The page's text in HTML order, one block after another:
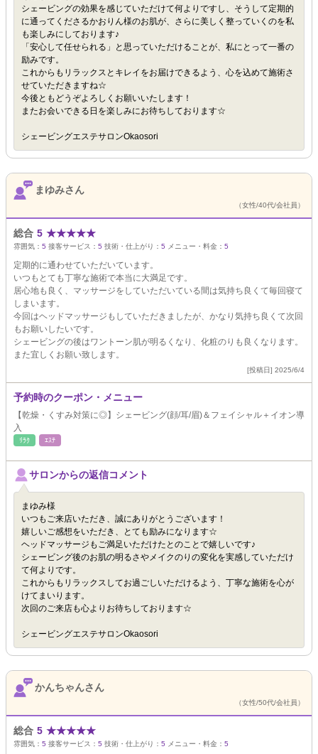
シェービングの効果を感じていただけて何よりですし、そうして定期的
に通ってくださるかおりん様のお肌が、さらに美しく整っていくのを私
も楽しみにしております♪
「安心して任せられる」と思っていただけることが、私にとって一番の
励みです。
これからもリラックスとキレイをお届けできるよう、心を込めて施術さ
せていただきますね☆
今後ともどうぞよろしくお願いいたします！
またお会いできる日を楽しみにお待ちしております☆
シェービングエステサロンOkaosori
まゆみさん
（女性/40代/会社員）
総合 5 ★★★★★
雰囲気： 5 接客サービス： 5 技術・仕上がり： 5 メニュー・料金： 5
定期的に通わせていただいています。
いつもとても丁寧な施術で本当に大満足です。
居心地も良く、マッサージをしていただいている間は気持ち良くて毎回寝て
しまいます。
今回はヘッドマッサージもしていただきましたが、かなり気持ち良くて次回
もお願いしたいです。
シェービングの後はワントーン肌が明るくなり、化粧のりも良くなります。
また宜しくお願い致します。
[投稿日] 2025/6/4
予約時のクーポン・メニュー
【乾燥・くすみ対策に◎】シェービング(顔/耳/眉)＆フェイシャル＋イオン導
入
ﾘﾗｸ ｴｽﾃ
サロンからの返信コメント
まゆみ様
いつもご来店いただき、誠にありがとうございます！
嬉しいご感想をいただき、とても励みになります☆
ヘッドマッサージもご満足いただけたとのことで嬉しいです♪
シェービング後のお肌の明るさやメイクのりの変化を実感していただけ
て何よりです。
これからもリラックスしてお過ごしいただけるよう、丁寧な施術を心が
けてまいります。
次回のご来店も心よりお待ちしております☆
シェービングエステサロンOkaosori
かんちゃんさん
（女性/50代/会社員）
総合 5 ★★★★★
雰囲気： 5 接客サービス： 5 技術・仕上がり： 5 メニュー・料金： 5